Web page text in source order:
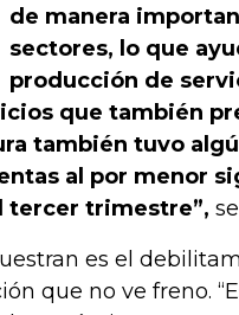
de manera
sectores, lo que
producción de
que también
también tuvo
al por menor
tercer trimestre”,
es el
que no ve freno.